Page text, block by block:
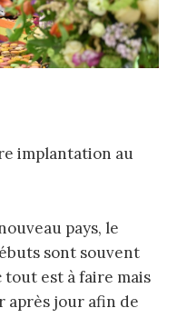
implantation au
pays, le
sont souvent
est à faire mais
après jour afin de